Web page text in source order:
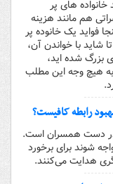
خانواده های پر
هم مانند هزینه
فواید یک خانوده پر
شاید با خواندن آن،
بزرگ شده اید،
هیچ وجه این مطلب
رابطه کافیست؟
در دست همسران است.
شوند برای برخورد
هدایت می‌کنند.